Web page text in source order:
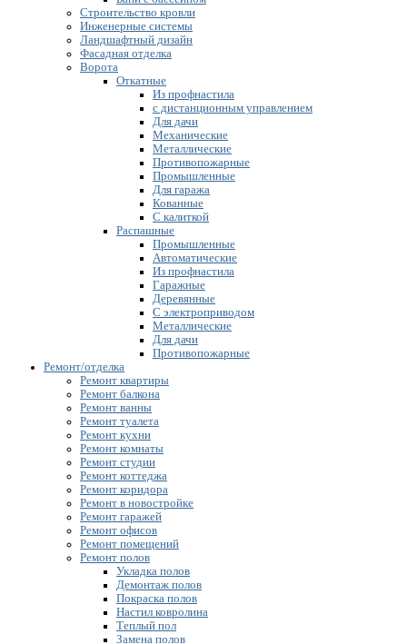
Строительство кровли
Инженерные системы
Ландшафтный дизайн
Фасадная отделка
Ворота
Откатные
Из профнастила
с дистанционным управлением
Для дачи
Механические
Металлические
Противопожарные
Промышленные
Для гаража
Кованные
С калиткой
Распашные
Промышленные
Автоматические
Из профнастила
Гаражные
Деревянные
С электроприводом
Металлические
Для дачи
Противопожарные
Ремонт/отделка
Ремонт квартиры
Ремонт балкона
Ремонт ванны
Ремонт туалета
Ремонт кухни
Ремонт комнаты
Ремонт студии
Ремонт коттеджа
Ремонт коридора
Ремонт в новостройке
Ремонт гаражей
Ремонт офисов
Ремонт помещений
Ремонт полов
Укладка полов
Демонтаж полов
Покраска полов
Настил ковролина
Теплый пол
Замена полов